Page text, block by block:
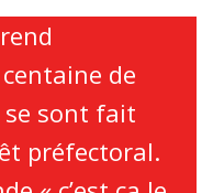
de
sont fait
préfectoral.